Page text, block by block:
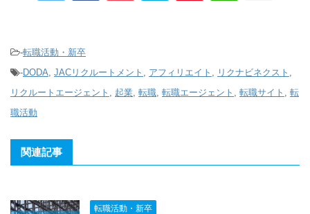
-転職活動・新卒
-DODA JACリクルートメント アフィリエイト リクナビネクスト
リクルートエージェント
起業 転職 転職エージェント 転職サイト
転
職活動
関連記事
転職活動・新卒